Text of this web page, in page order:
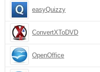
easyQuizzy
ConvertXToDVD
OpenOffice